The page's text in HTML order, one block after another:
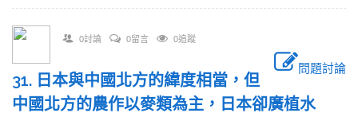
0討論 0留言 0追蹤
問題討論
31. 日本與中國北方的緯度相當，但
中國北方的農作以麥類為主，日本卻廣植水